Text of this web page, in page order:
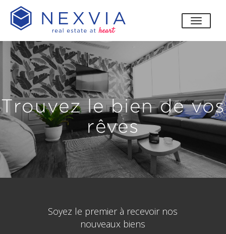
Trouvez le bien de vos
rêves
Soyez le premier à recevoir nos
nouveaux biens